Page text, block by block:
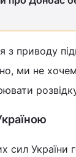
з приводу
ми не
сил України